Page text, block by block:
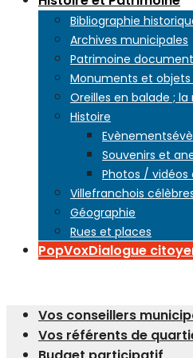
Bibliographie
Archives municipales
Patrimoine
Monuments et objets
Oreilles en balade ;
Histoire
Evènements
Souvenirs et
Photos / vidéos
Villefranchois
Géographie
Rues et places
PopVoxDialogue
Vos conseillers
Vos référents de